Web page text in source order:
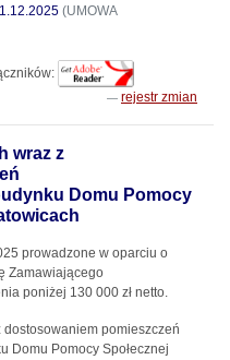
(UMOWA
rejestr zmian
wraz z
Domu Pomocy
prowadzone w oparciu o
Zamawiającego
poniżej 130 000 zł netto.
pomieszczeń
Domu Pomocy Społecznej